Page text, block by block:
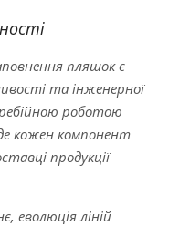
пляшок є
та інженерної
роботою
кожен компонент
продукції
еволюція ліній